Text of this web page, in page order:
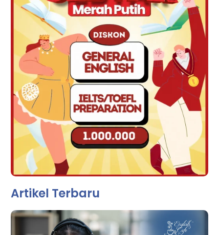
Artikel Terbaru